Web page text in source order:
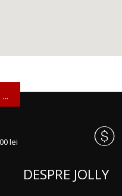
lei
DESPRE JOLLY